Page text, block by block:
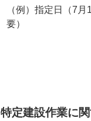
（例）指定日（7
要）
特定建設作業に